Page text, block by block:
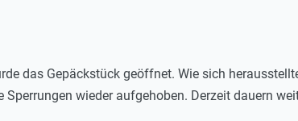
das Gepäckstück geöffnet. Wie sich
wieder aufgehoben. Derzeit dauern